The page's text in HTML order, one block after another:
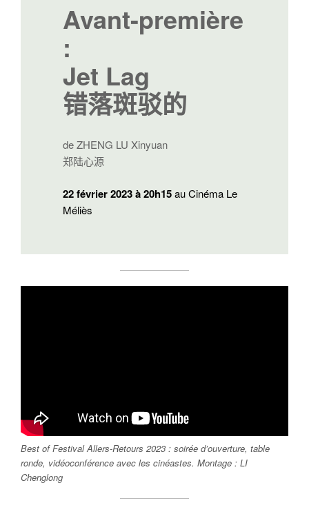
Avant-première
:
Jet Lag
错落斑驳的
de ZHENG LU Xinyuan
郑陆心源
22 février 2023 à 20h15au Cinéma Le
Méliès
Best of Festival Allers-Retours 2023 : soirée d’ouverture, table
ronde, vidéoconférence avec les cinéastes. Montage : LI
Chenglong